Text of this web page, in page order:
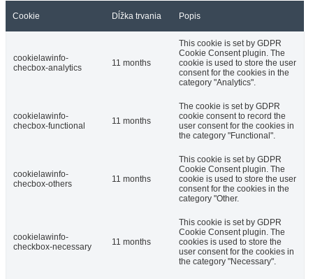
Cookie Dĺžka trvania Popis
cookielawinfo-
checbox-analytics
11 months
This cookie is set by GDPR
Cookie Consent plugin. The
cookie is used to store the user
consent for the cookies in the
category "Analytics".
cookielawinfo-
checbox-functional
11 months
The cookie is set by GDPR
cookie consent to record the
user consent for the cookies in
the category "Functional".
cookielawinfo-
checbox-others
11 months
This cookie is set by GDPR
Cookie Consent plugin. The
cookie is used to store the user
consent for the cookies in the
category "Other.
cookielawinfo-
checkbox-necessary
11 months
This cookie is set by GDPR
Cookie Consent plugin. The
cookies is used to store the
user consent for the cookies in
the category "Necessary".